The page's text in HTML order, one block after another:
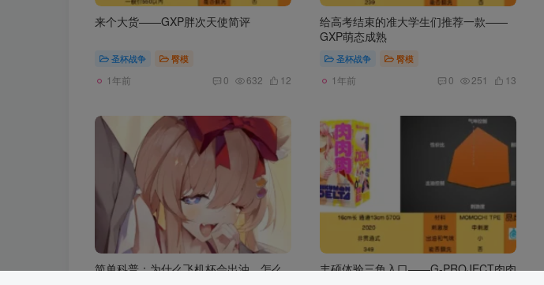
来个大货——GXP胖次天使简评
圣杯战争 臀模
1年前 0 632 12
给高考结束的准大学生们推荐一款——
GXP萌态成熟
圣杯战争 臀模
1年前 0 251 13
简单科普：为什么飞机杯会出油，怎么
丰硕体验三角入口——G-PROJECT肉肉